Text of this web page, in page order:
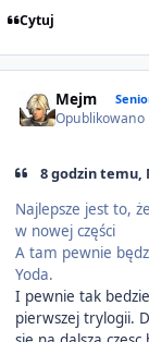
Cytuj
Mejm
Opublikowano
8 godzin temu,
Najlepsze jest to,
w nowej części
A tam pewnie
Yoda.
I pewnie tak
pierwszej trylogii.